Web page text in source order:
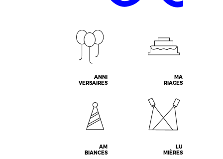
ANNI
VERSAIRES
MA
RIAGES
AM
BIANCES
LU
MIÈRES